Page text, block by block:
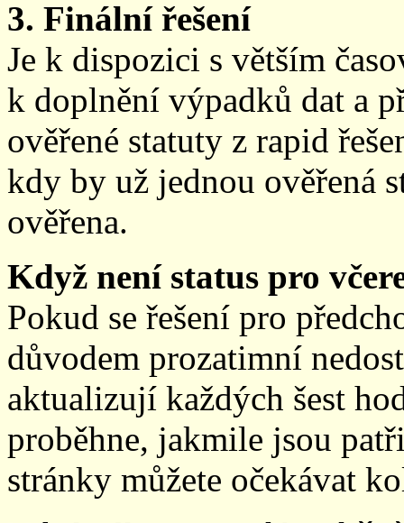
3. Finální řešení
Je k dispozici s větším
k doplnění výpadků dat a
ověřené statuty z rapid
kdy by už jednou ověřená
ověřena.
Když není status pro
Pokud se řešení pro
důvodem prozatimní
aktualizují každých šest
proběhne, jakmile jsou
stránky můžete očekávat